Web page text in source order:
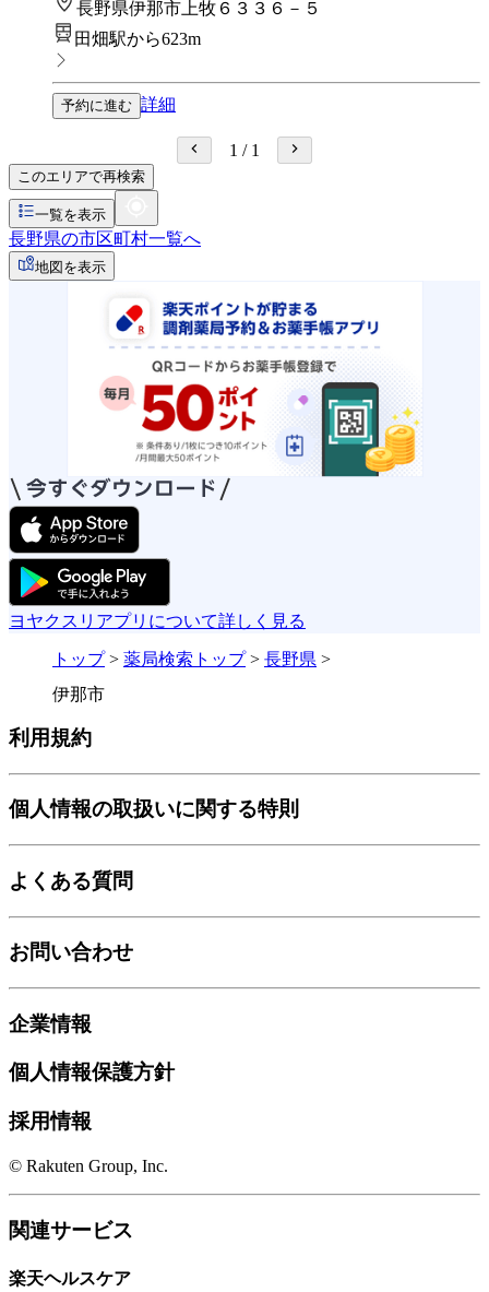
長野県伊那市上牧６３３６－５
田畑駅から623m
予約に進む 詳細
1 / 1
このエリアで再検索
一覧を表示
長野県の市区町村一覧へ
地図を表示
ヨヤクスリアプリについて詳しく見る
トップ> 薬局検索トップ> 長野県 >
伊那市
利用規約
個人情報の取扱いに関する特則
よくある質問
お問い合わせ
企業情報
個人情報保護方針
採用情報
© Rakuten Group, Inc.
関連サービス
楽天ヘルスケア